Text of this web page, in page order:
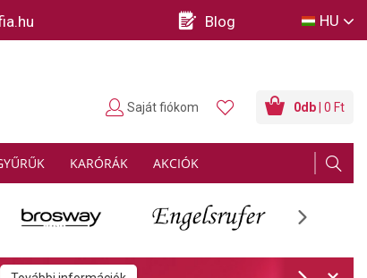
Blog HU
KARÓRÁK AKCIÓK
0db | 0 Ft
Saját fiókom